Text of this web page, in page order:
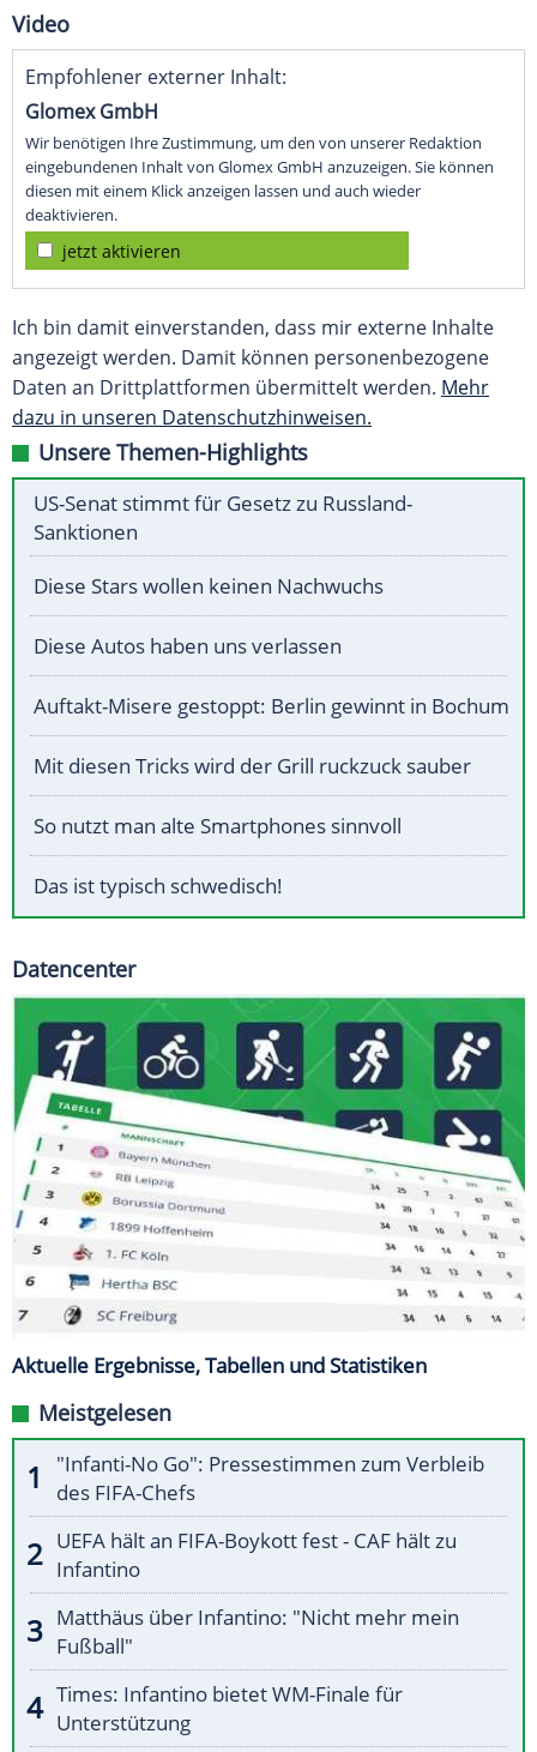
Video
Empfohlener externer Inhalt:
Glomex GmbH
Wir benötigen Ihre Zustimmung, um den von unserer Redaktion
eingebundenen Inhalt von Glomex GmbH anzuzeigen. Sie können
diesen mit einem Klick anzeigen lassen und auch wieder
deaktivieren.
jetzt aktivieren
Ich bin damit einverstanden, dass mir externe Inhalte
angezeigt werden. Damit können personenbezogene
Daten an Drittplattformen übermittelt werden. Mehr
dazu in unseren Datenschutzhinweisen.
Unsere Themen-Highlights
US-Senat stimmt für Gesetz zu Russland-
Sanktionen
Diese Stars wollen keinen Nachwuchs
Diese Autos haben uns verlassen
Auftakt-Misere gestoppt: Berlin gewinnt in Bochum
Mit diesen Tricks wird der Grill ruckzuck sauber
So nutzt man alte Smartphones sinnvoll
Das ist typisch schwedisch!
Datencenter
Aktuelle Ergebnisse, Tabellen und Statistiken
Meistgelesen
"Infanti-No Go": Pressestimmen zum Verbleib
des FIFA-Chefs
UEFA hält an FIFA-Boykott fest - CAF hält zu
Infantino
Matthäus über Infantino: "Nicht mehr mein
Fußball"
Times: Infantino bietet WM-Finale für
Unterstützung